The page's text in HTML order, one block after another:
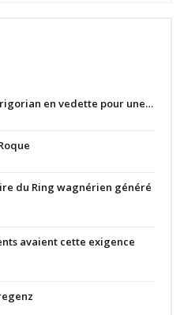
en vedette pour une…
du Ring wagnérien généré
avaient cette exigence